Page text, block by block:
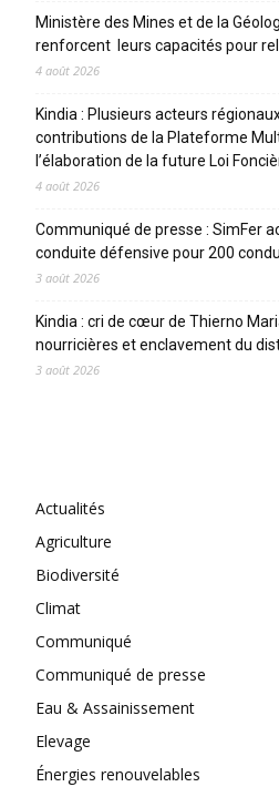
Ministère des Mines et de la
renforcent leurs capacités pour
4 août 2026
Kindia : Plusieurs acteurs
contributions de la Plateforme
l’élaboration de la future Loi
4 août 2026
Communiqué de presse : SimFer
conduite défensive pour 200
3 août 2026
Kindia : cri de cœur de Thierno
nourricières et enclavement du
3 août 2026
Actualités
Agriculture
Biodiversité
Climat
Communiqué
Communiqué de presse
Eau & Assainissement
Elevage
Énergies renouvelables